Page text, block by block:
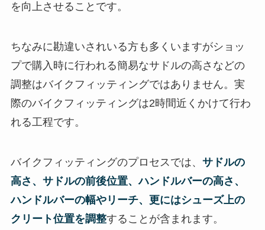
を向上させることです。
ちなみに勘違いされいる方も多くいますがショッ
プで購入時に行われる簡易なサドルの高さなどの
調整はバイクフィッティングではありません。実
際のバイクフィッティングは2時間近くかけて行わ
れる工程です。
バイクフィッティングのプロセスでは、 サドルの
高さ、サドルの前後位置、ハンドルバーの高さ、
ハンドルバーの幅やリーチ、更にはシューズ上の
クリート位置を調整することが含まれます。